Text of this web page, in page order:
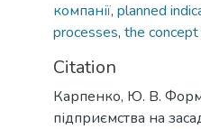
компанії, planned
processes, the concept
Citation
Карпенко, Ю. В.
підприємства на